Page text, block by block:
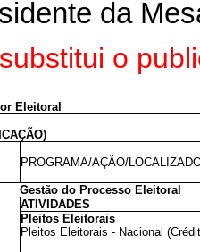
da
o
Eleitoral
PROGRAMA/AÇÃO/
Gestão do Processo Eleitoral
ATIVIDADES
Pleitos Eleitorais
Pleitos Eleitorais - Nacional